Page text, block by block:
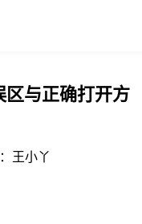
区与正确打开方
王小丫